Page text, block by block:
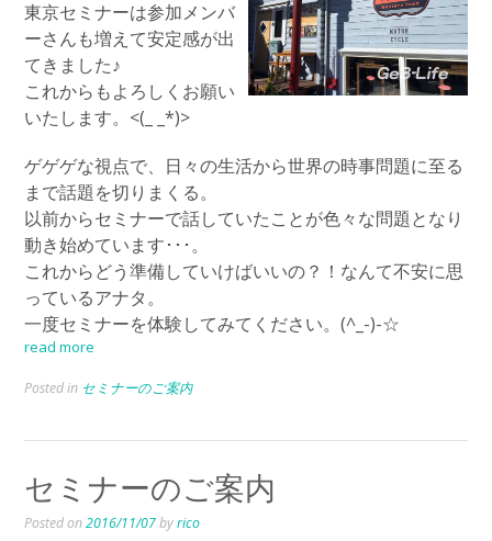
東京セミナーは参加メンバ
ーさんも増えて安定感が出
てきました♪
これからもよろしくお願い
いたします。<(_ _*)>
ゲゲゲな視点で、日々の生活から世界の時事問題に至る
まで話題を切りまくる。
以前からセミナーで話していたことが色々な問題となり
動き始めています･･･。
これからどう準備していけばいいの？！なんて不安に思
っているアナタ。
一度セミナーを体験してみてください。(^_-)-☆
read more
Posted in セミナーのご案内
セミナーのご案内
Posted on2016/11/07byrico